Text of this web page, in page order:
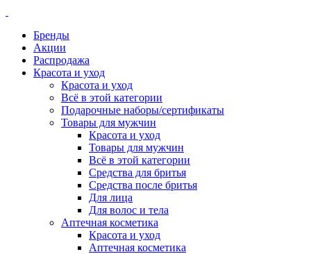
Бренды
Акции
Распродажа
Красота и уход
Красота и уход
Всё в этой категории
Подарочные наборы/сертификаты
Товары для мужчин
Красота и уход
Товары для мужчин
Всё в этой категории
Средства для бритья
Средства после бритья
Для лица
Для волос и тела
Аптечная косметика
Красота и уход
Аптечная косметика